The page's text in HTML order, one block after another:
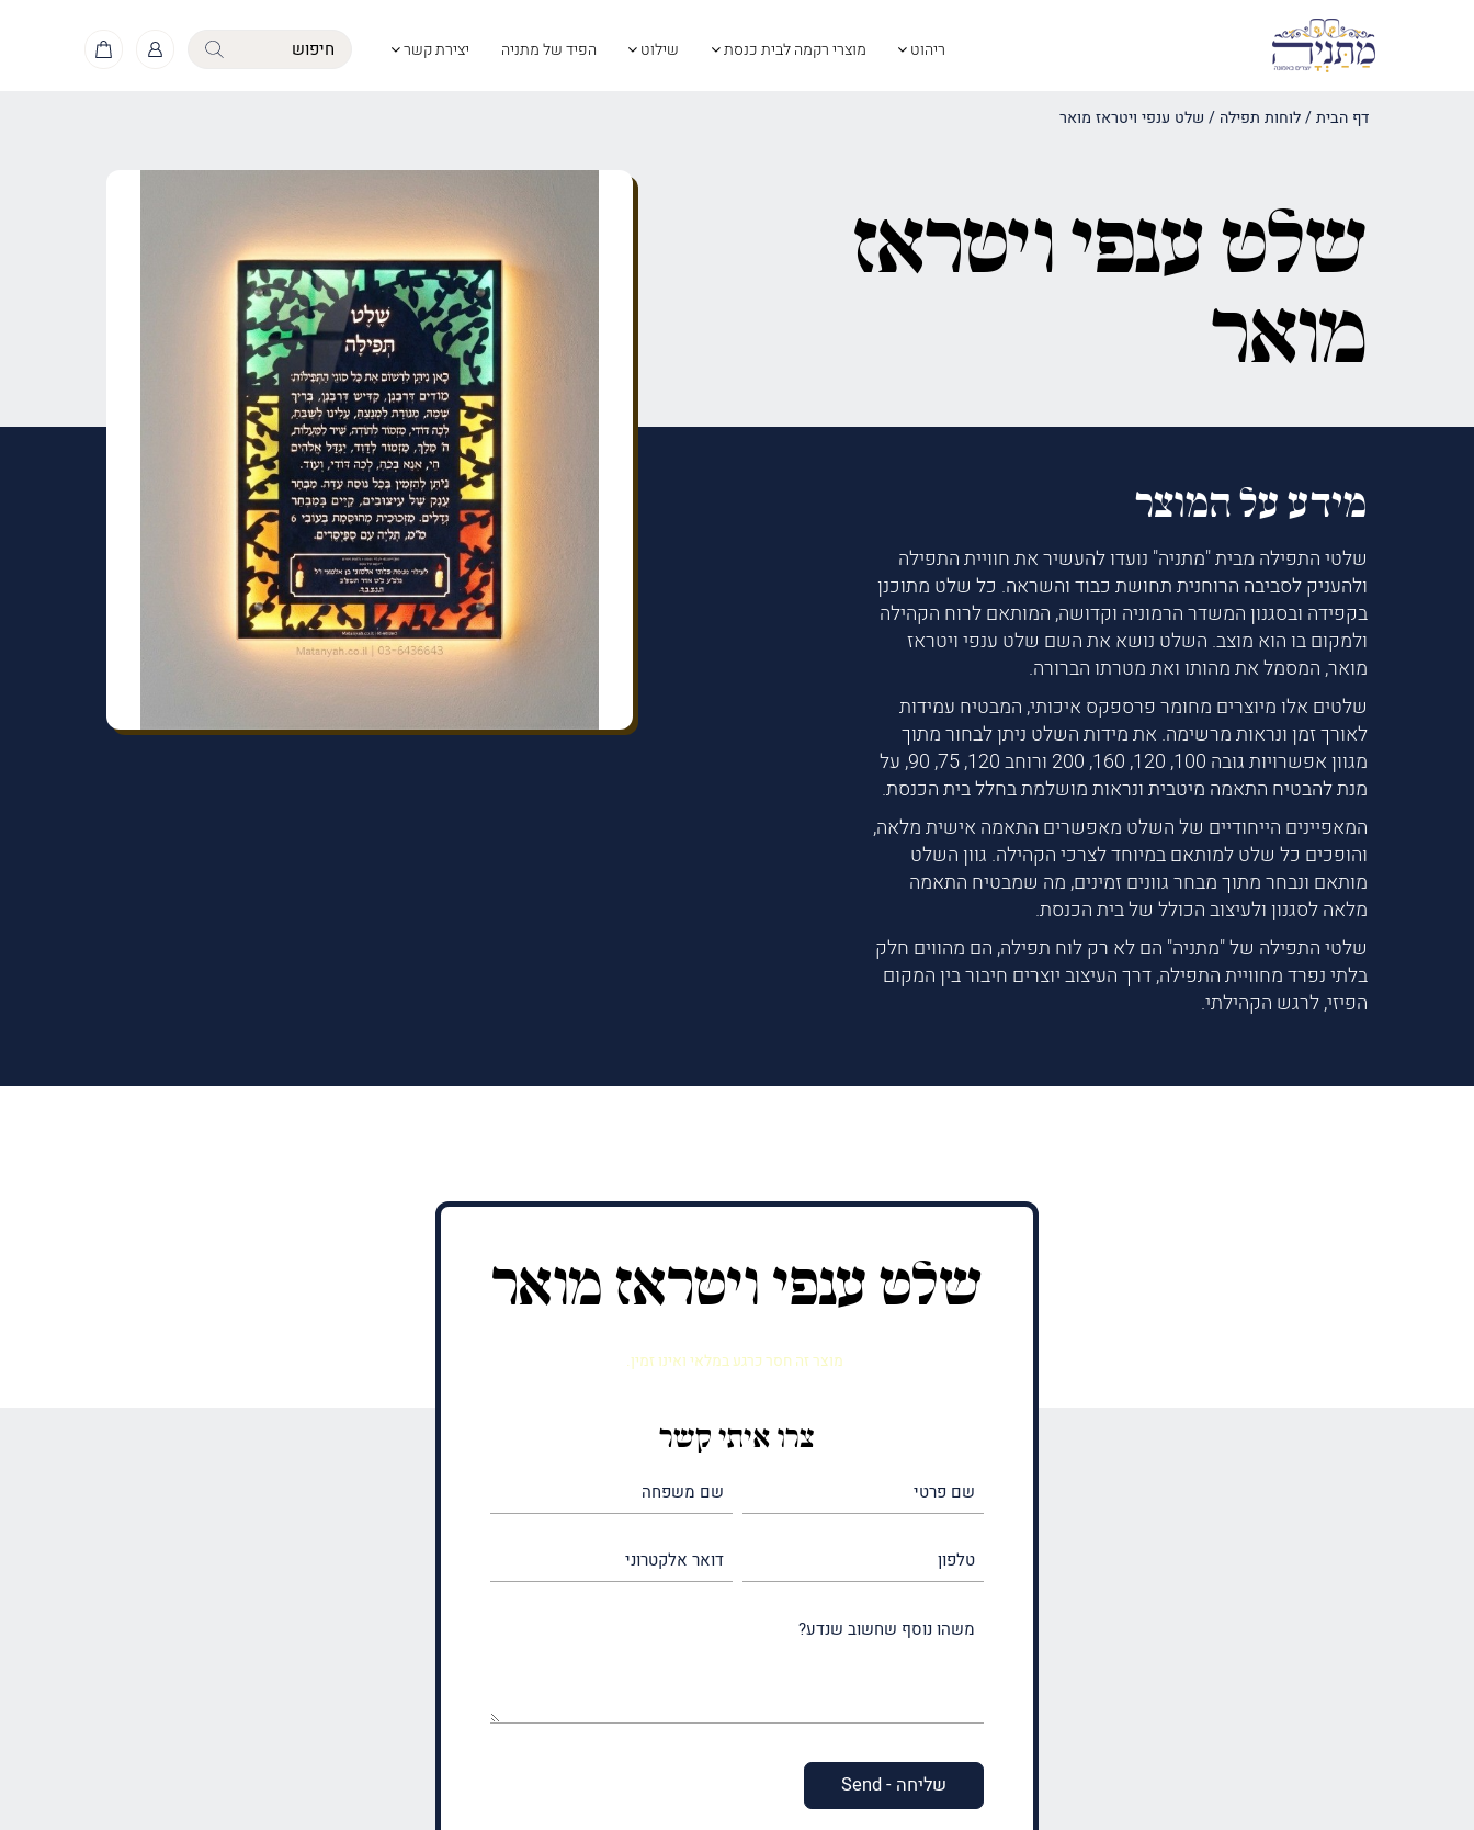
ריהוט מוצרי רקמה לבית כנסת שילוט הפיד של מתניה יצירת קשר
דף הבית/לוחות תפילה / שלט ענפי ויטראז מואר
שלט ענפי ויטראז
מואר
מידע על המוצר
שלטי התפילה מבית "מתניה" נועדו להעשיר את חוויית התפילה
ולהעניק לסביבה הרוחנית תחושת כבוד והשראה. כל שלט מתוכנן
בקפידה ובסגנון המשדר הרמוניה וקדושה, המותאם לרוח הקהילה
ולמקום בו הוא מוצב. השלט נושא את השם שלט ענפי ויטראז
מואר, המסמל את מהותו ואת מטרתו הברורה.
שלטים אלו מיוצרים מחומר פרספקס איכותי, המבטיח עמידות
לאורך זמן ונראות מרשימה. את מידות השלט ניתן לבחור מתוך
מגוון אפשרויות גובה 100, 120, 160, 200 ורוחב 120, 75, 90, על
מנת להבטיח התאמה מיטבית ונראות מושלמת בחלל בית הכנסת.
המאפיינים הייחודיים של השלט מאפשרים התאמה אישית מלאה,
והופכים כל שלט למותאם במיוחד לצרכי הקהילה. גוון השלט
מותאם ונבחר מתוך מבחר גוונים זמינים, מה שמבטיח התאמה
מלאה לסגנון ולעיצוב הכולל של בית הכנסת.
שלטי התפילה של "מתניה" הם לא רק לוח תפילה, הם מהווים חלק
בלתי נפרד מחוויית התפילה, דרך העיצוב יוצרים חיבור בין המקום
הפיזי, לרגש הקהילתי.
שלט ענפי ויטראז מואר
מוצר זה חסר כרגע במלאי ואינו זמין.
צרו איתי קשר